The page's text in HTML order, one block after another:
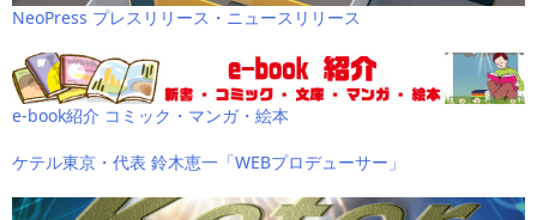
NeoPress プレスリリース・ニュースリリース
e-book紹介 コミック・マンガ・絵本
ケテル東京・代表 鈴木恵一「WEBプロデューサー」